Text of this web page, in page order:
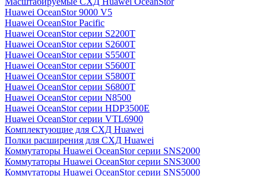
Huawei OceanStor 9000 V5
Huawei OceanStor Pacific
Huawei OceanStor серии S2200T
Huawei OceanStor серии S2600T
Huawei OceanStor серии S5500T
Huawei OceanStor серии S5600T
Huawei OceanStor серии S5800T
Huawei OceanStor серии S6800T
Huawei OceanStor серии N8500
Huawei OceanStor серии HDP3500E
Huawei OceanStor серии VTL6900
Комплектующие для СХД Huawei
Полки расширения для СХД Huawei
Коммутаторы Huawei OceanStor серии SNS2000
Коммутаторы Huawei OceanStor серии SNS3000
Коммутаторы Huawei OceanStor серии SNS5000